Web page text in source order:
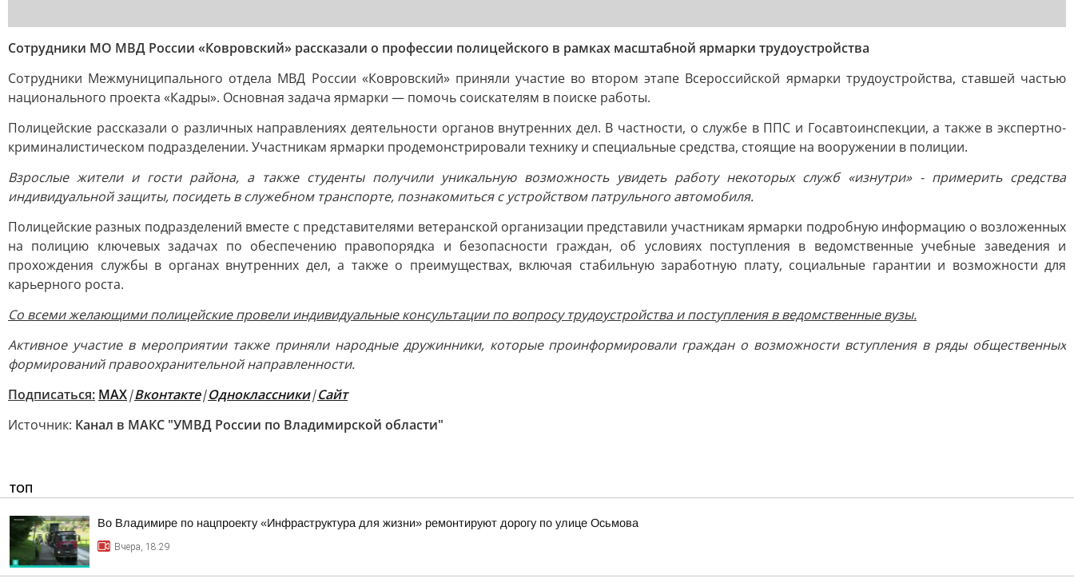
Сотрудники МО МВД России «Ковровский» рассказали о профессии полицейского в рамках масштабной ярмарки трудоустройства
Сотрудники Межмуниципального отдела МВД России «Ковровский» приняли участие во втором этапе Всероссийской ярмарки трудоустройства, ставшей частью
национального проекта «Кадры». Основная задача ярмарки — помочь соискателям в поиске работы.
Полицейские рассказали о различных направлениях деятельности органов внутренних дел. В частности, о службе в ППС и Госавтоинспекции, а также в экспертно-
криминалистическом подразделении. Участникам ярмарки продемонстрировали технику и специальные средства, стоящие на вооружении в полиции.
Взрослые жители и гости района, а также студенты получили уникальную возможность увидеть работу некоторых служб «изнутри» - примерить средства
индивидуальной защиты, посидеть в служебном транспорте, познакомиться с устройством патрульного автомобиля.
Полицейские разных подразделений вместе с представителями ветеранской организации представили участникам ярмарки подробную информацию о возложенных
на полицию ключевых задачах по обеспечению правопорядка и безопасности граждан, об условиях поступления в ведомственные учебные заведения и
прохождения службы в органах внутренних дел, а также о преимуществах, включая стабильную заработную плату, социальные гарантии и возможности для
карьерного роста.
Со всеми желающими полицейские провели индивидуальные консультации по вопросу трудоустройства и поступления в ведомственные вузы.
Активное участие в мероприятии также приняли народные дружинники, которые проинформировали граждан о возможности вступления в ряды общественных
формирований правоохранительной направленности.
Подписаться: МАХ|Вконтакте|Одноклассники|Сайт
Источник: Канал в МАКС "УМВД России по Владимирской области"
ТОП
Во Владимире по нацпроекту «Инфраструктура для жизни» ремонтируют дорогу по улице Осьмова
Вчера, 18:29